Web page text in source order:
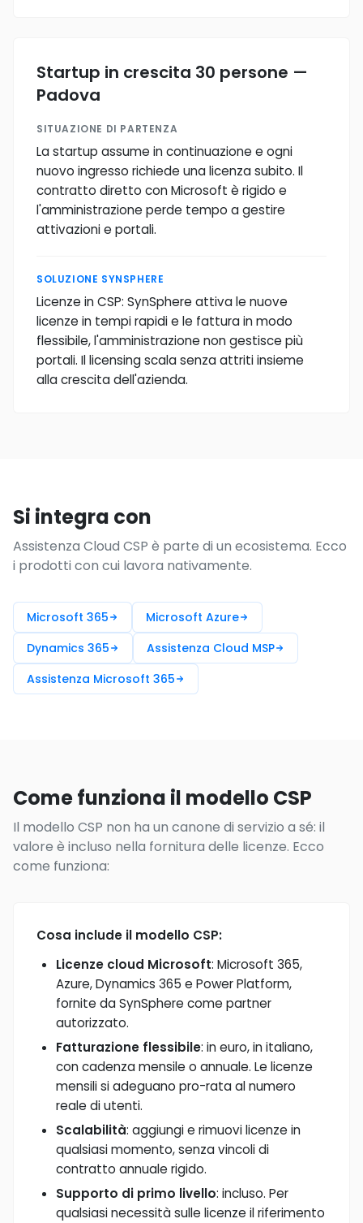
Startup in crescita 30 persone —
Padova
SITUAZIONE DI PARTENZA
La startup assume in continuazione e ogni
nuovo ingresso richiede una licenza subito. Il
contratto diretto con Microsoft è rigido e
l'amministrazione perde tempo a gestire
attivazioni e portali.
SOLUZIONE SYNSPHERE
Licenze in CSP: SynSphere attiva le nuove
licenze in tempi rapidi e le fattura in modo
flessibile, l'amministrazione non gestisce più
portali. Il licensing scala senza attriti insieme
alla crescita dell'azienda.
Si integra con
Assistenza Cloud CSP è parte di un ecosistema. Ecco
i prodotti con cui lavora nativamente.
Microsoft 365
Microsoft Azure
Dynamics 365
Assistenza Cloud MSP
Assistenza Microsoft 365
Come funziona il modello CSP
Il modello CSP non ha un canone di servizio a sé: il
valore è incluso nella fornitura delle licenze. Ecco
come funziona:
Cosa include il modello CSP:
Licenze cloud Microsoft: Microsoft 365,
Azure, Dynamics 365 e Power Platform,
fornite da SynSphere come partner
autorizzato.
Fatturazione flessibile: in euro, in italiano,
con cadenza mensile o annuale. Le licenze
mensili si adeguano pro-rata al numero
reale di utenti.
Scalabilità: aggiungi e rimuovi licenze in
qualsiasi momento, senza vincoli di
contratto annuale rigido.
Supporto di primo livello: incluso. Per
qualsiasi necessità sulle licenze il riferimento